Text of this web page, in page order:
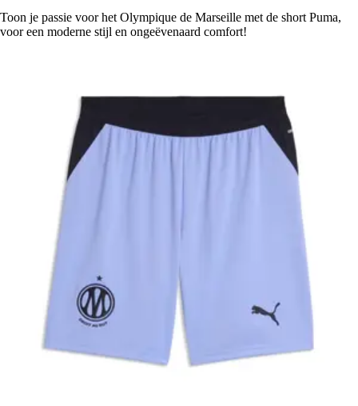
Toon je passie voor het Olympique de Marseille met de short Puma,
voor een moderne stijl en ongeëvenaard comfort!